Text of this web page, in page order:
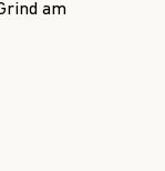
am